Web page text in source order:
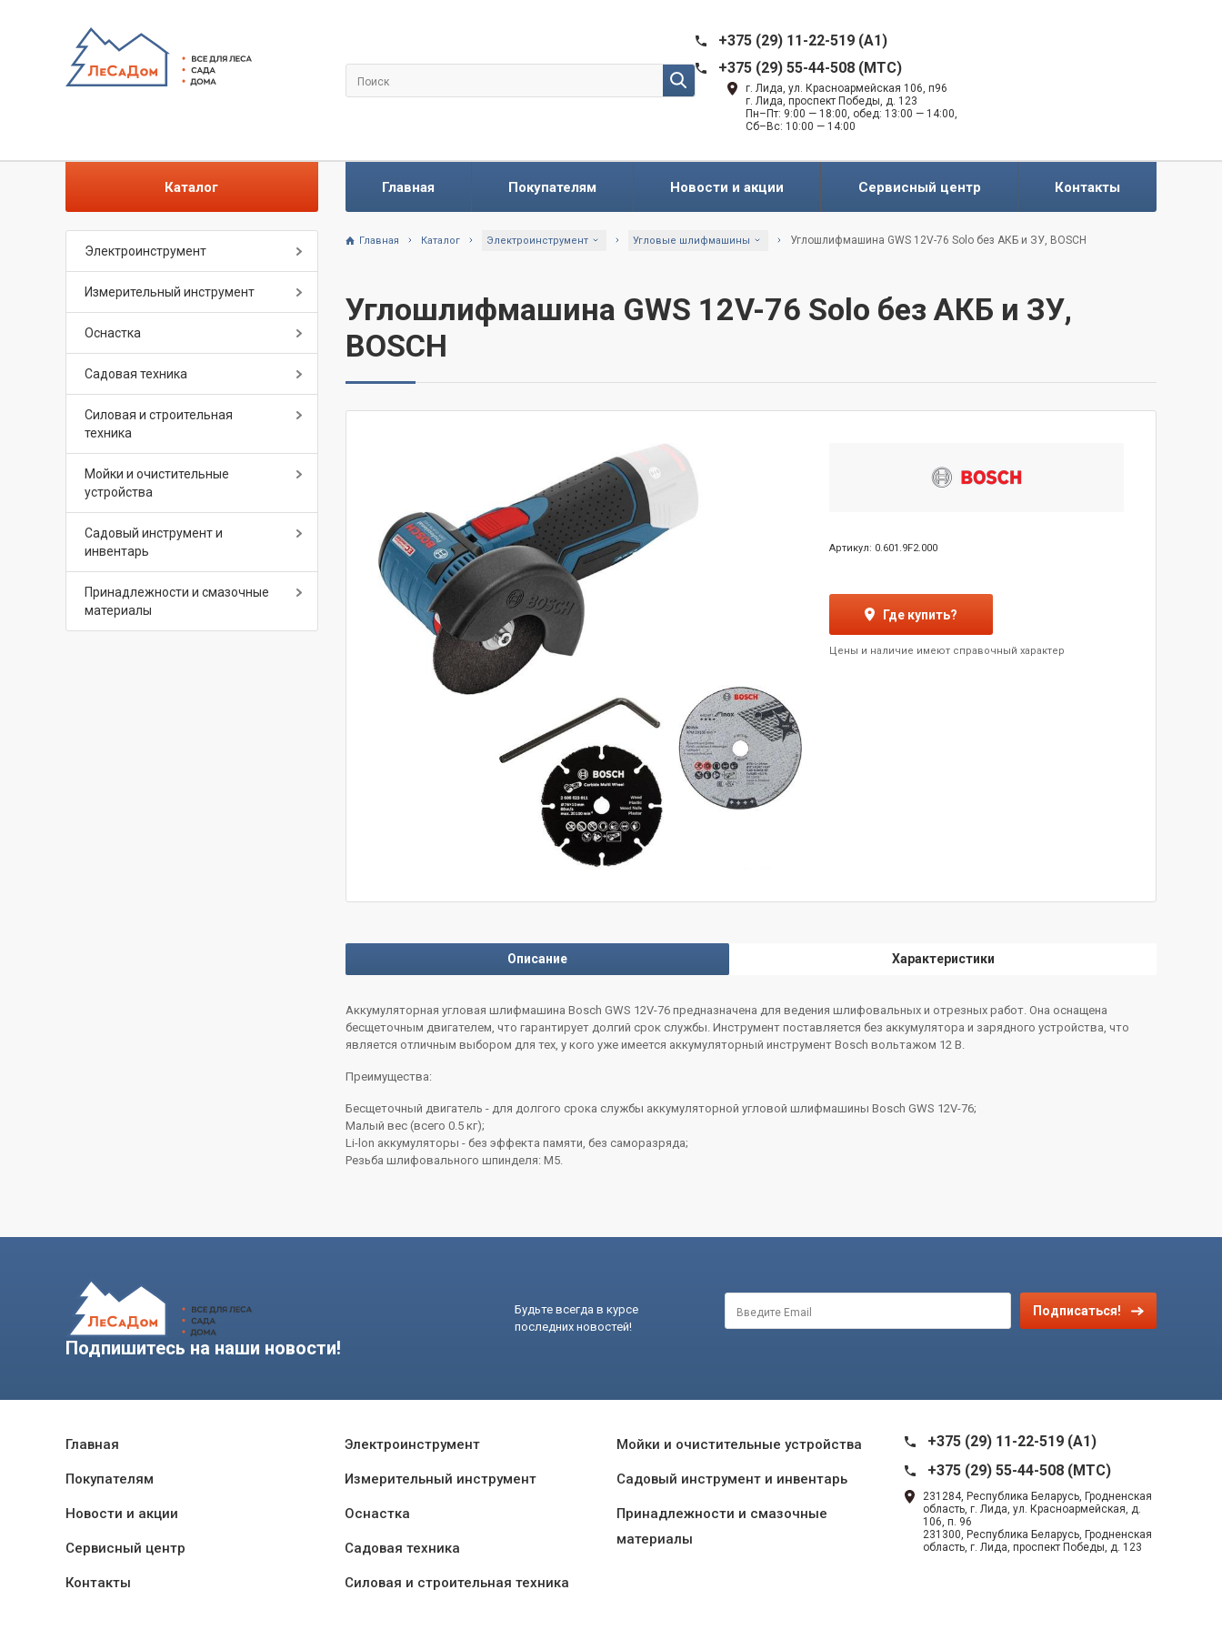
+375 (29) 11-22-519 (A1)
+375 (29) 55-44-508 (MTC)
г. Лида, ул. Красноармейская 106, п96
г. Лида, проспект Победы, д. 123
Пн–Пт: 9:00 — 18:00, обед: 13:00 — 14:00,
Сб–Вс: 10:00 — 14:00
Каталог Главная Покупателям Новости и акции Сервисный центр Контакты
Электроинструмент
Измерительный инструмент
Оснастка
Садовая техника
Силовая и строительная
техника
Мойки и очистительные
устройства
Садовый инструмент и
инвентарь
Принадлежности и смазочные
материалы
Главная Каталог Электроинструмент Угловые шлифмашины Углошлифмашина GWS 12V-76 Solo без АКБ и ЗУ, BOSCH
Углошлифмашина GWS 12V-76 Solo без АКБ и ЗУ,
BOSCH
Артикул: 0.601.9F2.000
Где купить?
Цены и наличие имеют справочный характер
Описание Характеристики
Аккумуляторная угловая шлифмашина Bosch GWS 12V-76 предназначена для ведения шлифовальных и отрезных работ. Она оснащена
бесщеточным двигателем, что гарантирует долгий срок службы. Инструмент поставляется без аккумулятора и зарядного устройства, что
является отличным выбором для тех, у кого уже имеется аккумуляторный инструмент Bosch вольтажом 12 В.
Преимущества:
Бесщеточный двигатель - для долгого срока службы аккумуляторной угловой шлифмашины Bosch GWS 12V-76;
Малый вес (всего 0.5 кг);
Li-lon аккумуляторы - без эффекта памяти, без саморазряда;
Резьба шлифовального шпинделя: М5.
Подпишитесь на наши новости!
Будьте всегда в курсе
последних новостей!
Подписаться!
Главная
Покупателям
Новости и акции
Сервисный центр
Контакты
Электроинструмент
Измерительный инструмент
Оснастка
Садовая техника
Силовая и строительная техника
Мойки и очистительные устройства
Садовый инструмент и инвентарь
Принадлежности и смазочные
материалы
+375 (29) 11-22-519 (A1)
+375 (29) 55-44-508 (MTC)
231284, Республика Беларусь, Гродненская
область, г. Лида, ул. Красноармейская, д.
106, п. 96
231300, Республика Беларусь, Гродненская
область, г. Лида, проспект Победы, д. 123